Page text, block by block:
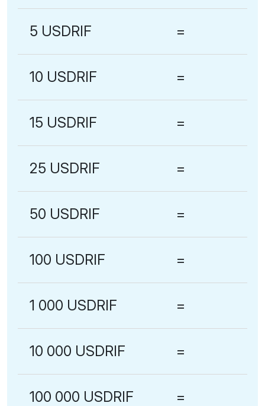
5 USDRIF =
10 USDRIF =
15 USDRIF =
25 USDRIF =
50 USDRIF =
100 USDRIF =
1 000 USDRIF =
10 000 USDRIF =
100 000 USDRIF =